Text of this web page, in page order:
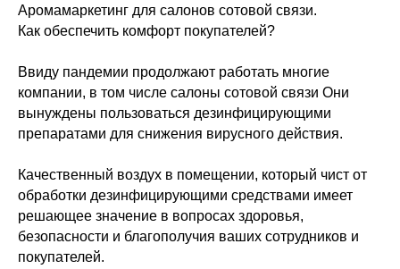
Аромамаркетинг для салонов сотовой связи.
Как обеспечить комфорт покупателей?
Ввиду пандемии продолжают работать многие
компании, в том числе салоны сотовой связи Они
вынуждены пользоваться дезинфицирующими
препаратами для снижения вирусного действия.
Качественный воздух в помещении, который чист от
обработки дезинфицирующими средствами имеет
решающее значение в вопросах здоровья,
безопасности и благополучия ваших сотрудников и
покупателей.